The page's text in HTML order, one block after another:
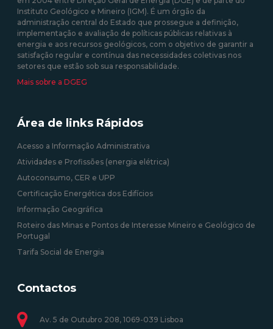
09/09/2020 12:00:00
10/08/2020 12:00:00
Instituto Geológico e Mineiro (IGM). É um órgão da
administração central do Estado que prossegue a definição,
implementação e avaliação de políticas públicas relativas à
energia e aos recursos geológicos, com o objetivo de garantir a
satisfação regular e contínua das necessidades coletivas nos
setores que estão sob sua responsabilidade.
Mais sobre a DGEG
Área de links Rápidos
Acesso a Informação Administrativa
Atividades e Profissões (energia elétrica)
Autoconsumo, CER e UPP
Certificação Energética dos Edifícios
Informação Geográfica
Roteiro das Minas e Pontos de Interesse Mineiro e Geológico de
Portugal
Tarifa Social de Energia
Contactos
Av. 5 de Outubro 208, 1069-039 Lisboa